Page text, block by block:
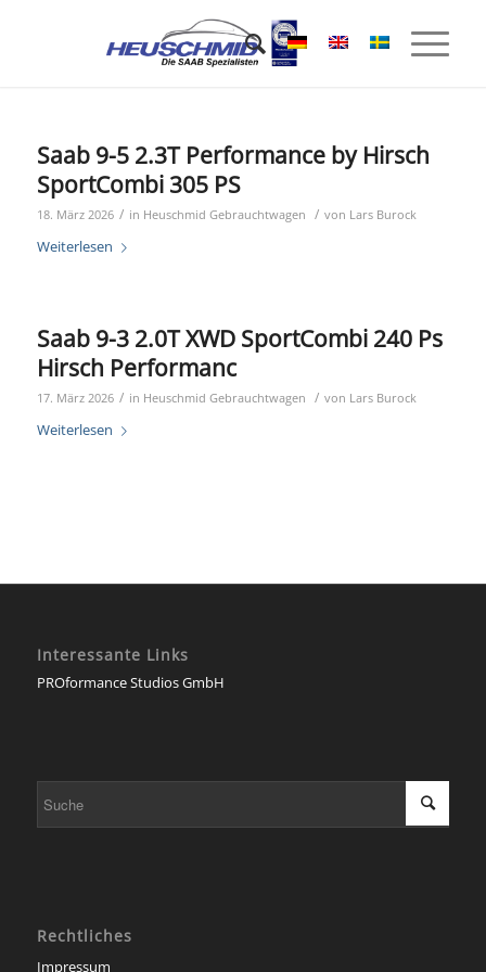
Saab 9-5 2.3T Performance by Hirsch
SportCombi 305 PS
18. März 2026 / in Heuschmid Gebrauchtwagen / von Lars Burock
Weiterlesen
Saab 9-3 2.0T XWD SportCombi 240 Ps
Hirsch Performanc
17. März 2026 / in Heuschmid Gebrauchtwagen / von Lars Burock
Weiterlesen
Interessante Links
PROformance Studios GmbH
Rechtliches
Impressum